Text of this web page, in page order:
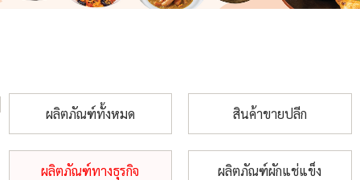
ผลิตภัณฑ์ทั้งหมด สินค้าขายปลีก
ผลิตภัณฑ์ทางธุรกิจ ผลิตภัณฑ์ผักแช่แข็ง